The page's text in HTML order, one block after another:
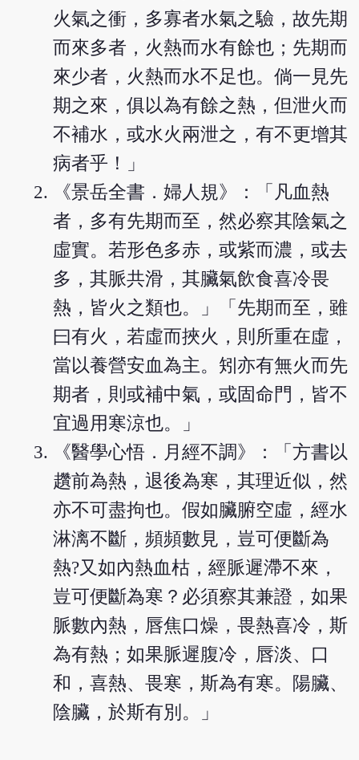
火氣之衝，多寡者水氣之驗，故先期
而來多者，火熱而水有餘也；先期而
來少者，火熱而水不足也。倘一見先
期之來，俱以為有餘之熱，但泄火而
不補水，或水火兩泄之，有不更增其
病者乎！」
《景岳全書．婦人規》：「凡血熱
者，多有先期而至，然必察其陰氣之
虛實。若形色多赤，或紫而濃，或去
多，其脈共滑，其臟氣飲食喜冷畏
熱，皆火之類也。」「先期而至，雖
曰有火，若虛而挾火，則所重在虛，
當以養營安血為主。矧亦有無火而先
期者，則或補中氣，或固命門，皆不
宜過用寒涼也。」
《醫學心悟．月經不調》：「方書以
趲前為熱，退後為寒，其理近似，然
亦不可盡拘也。假如臟腑空虛，經水
淋漓不斷，頻頻數見，豈可便斷為
熱?又如內熱血枯，經脈遲滯不來，
豈可便斷為寒？必須察其兼證，如果
脈數內熱，唇焦口燥，畏熱喜冷，斯
為有熱；如果脈遲腹冷，唇淡、口
和，喜熱、畏寒，斯為有寒。陽臟、
陰臟，於斯有別。」